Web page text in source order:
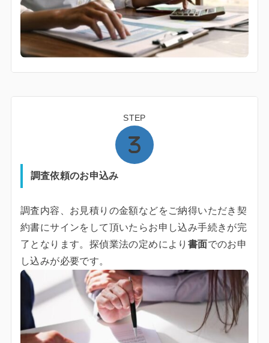
STEP
調査依頼のお申込み
調査内容、お見積りの金額などをご納得いただき契
約書にサインをして頂いたらお申し込み手続きが完
了となります。探偵業法の定めにより 書面でのお申
し込みが必要です。